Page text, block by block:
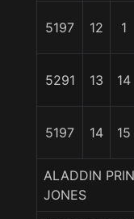
5197 12 1
5291 13 14
5197 14 15
ALADDIN
JONES